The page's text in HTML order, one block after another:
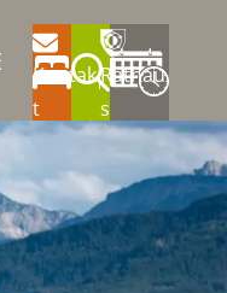
Kontak
t
Rathau
s